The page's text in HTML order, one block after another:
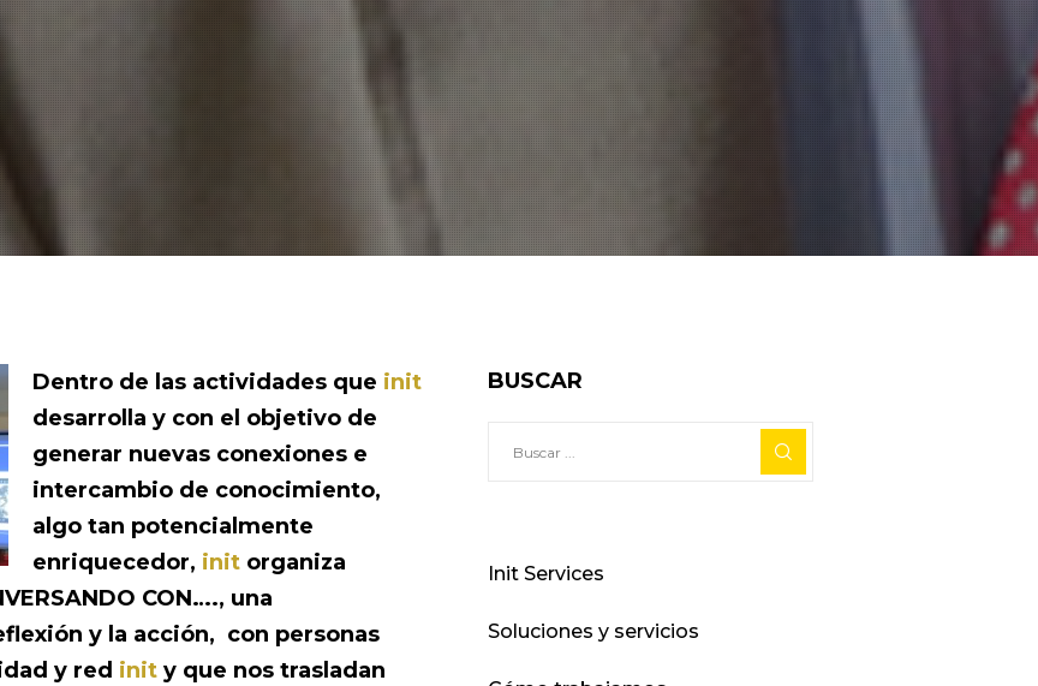
Dentro de las actividades que init
desarrolla y con el objetivo de
generar nuevas conexiones e
intercambio de conocimiento,
algo tan potencialmente
enriquecedor, init organiza
CON…., una
y la acción, con personas
y red init y que nos trasladan
BUSCAR
Init Services
Soluciones y servicios